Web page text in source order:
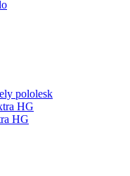
pololesk
HG
HG